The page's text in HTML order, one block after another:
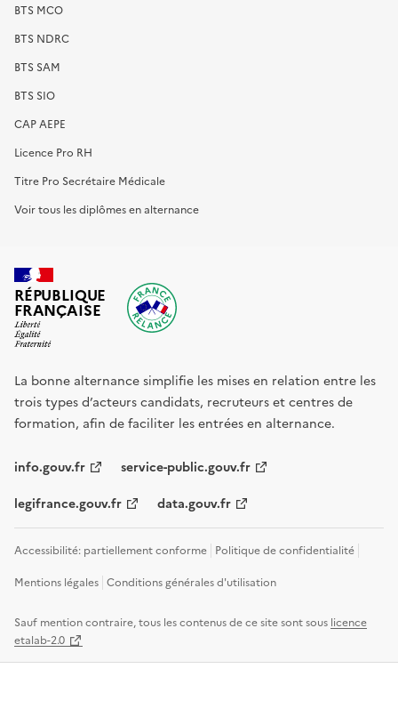
BTS MCO
BTS NDRC
BTS SAM
BTS SIO
CAP AEPE
Licence Pro RH
Titre Pro Secrétaire Médicale
Voir tous les diplômes en alternance
RÉPUBLIQUE
FRANÇAISE
La bonne alternance simplifie les mises en relation entre les
trois types d’acteurs candidats, recruteurs et centres de
formation, afin de faciliter les entrées en alternance.
info.gouv.fr service-public.gouv.fr
legifrance.gouv.fr data.gouv.fr
Accessibilité: partiellement conforme Politique de confidentialité
Mentions légales Conditions générales d'utilisation
Sauf mention contraire, tous les contenus de ce site sont sous licence
etalab-2.0